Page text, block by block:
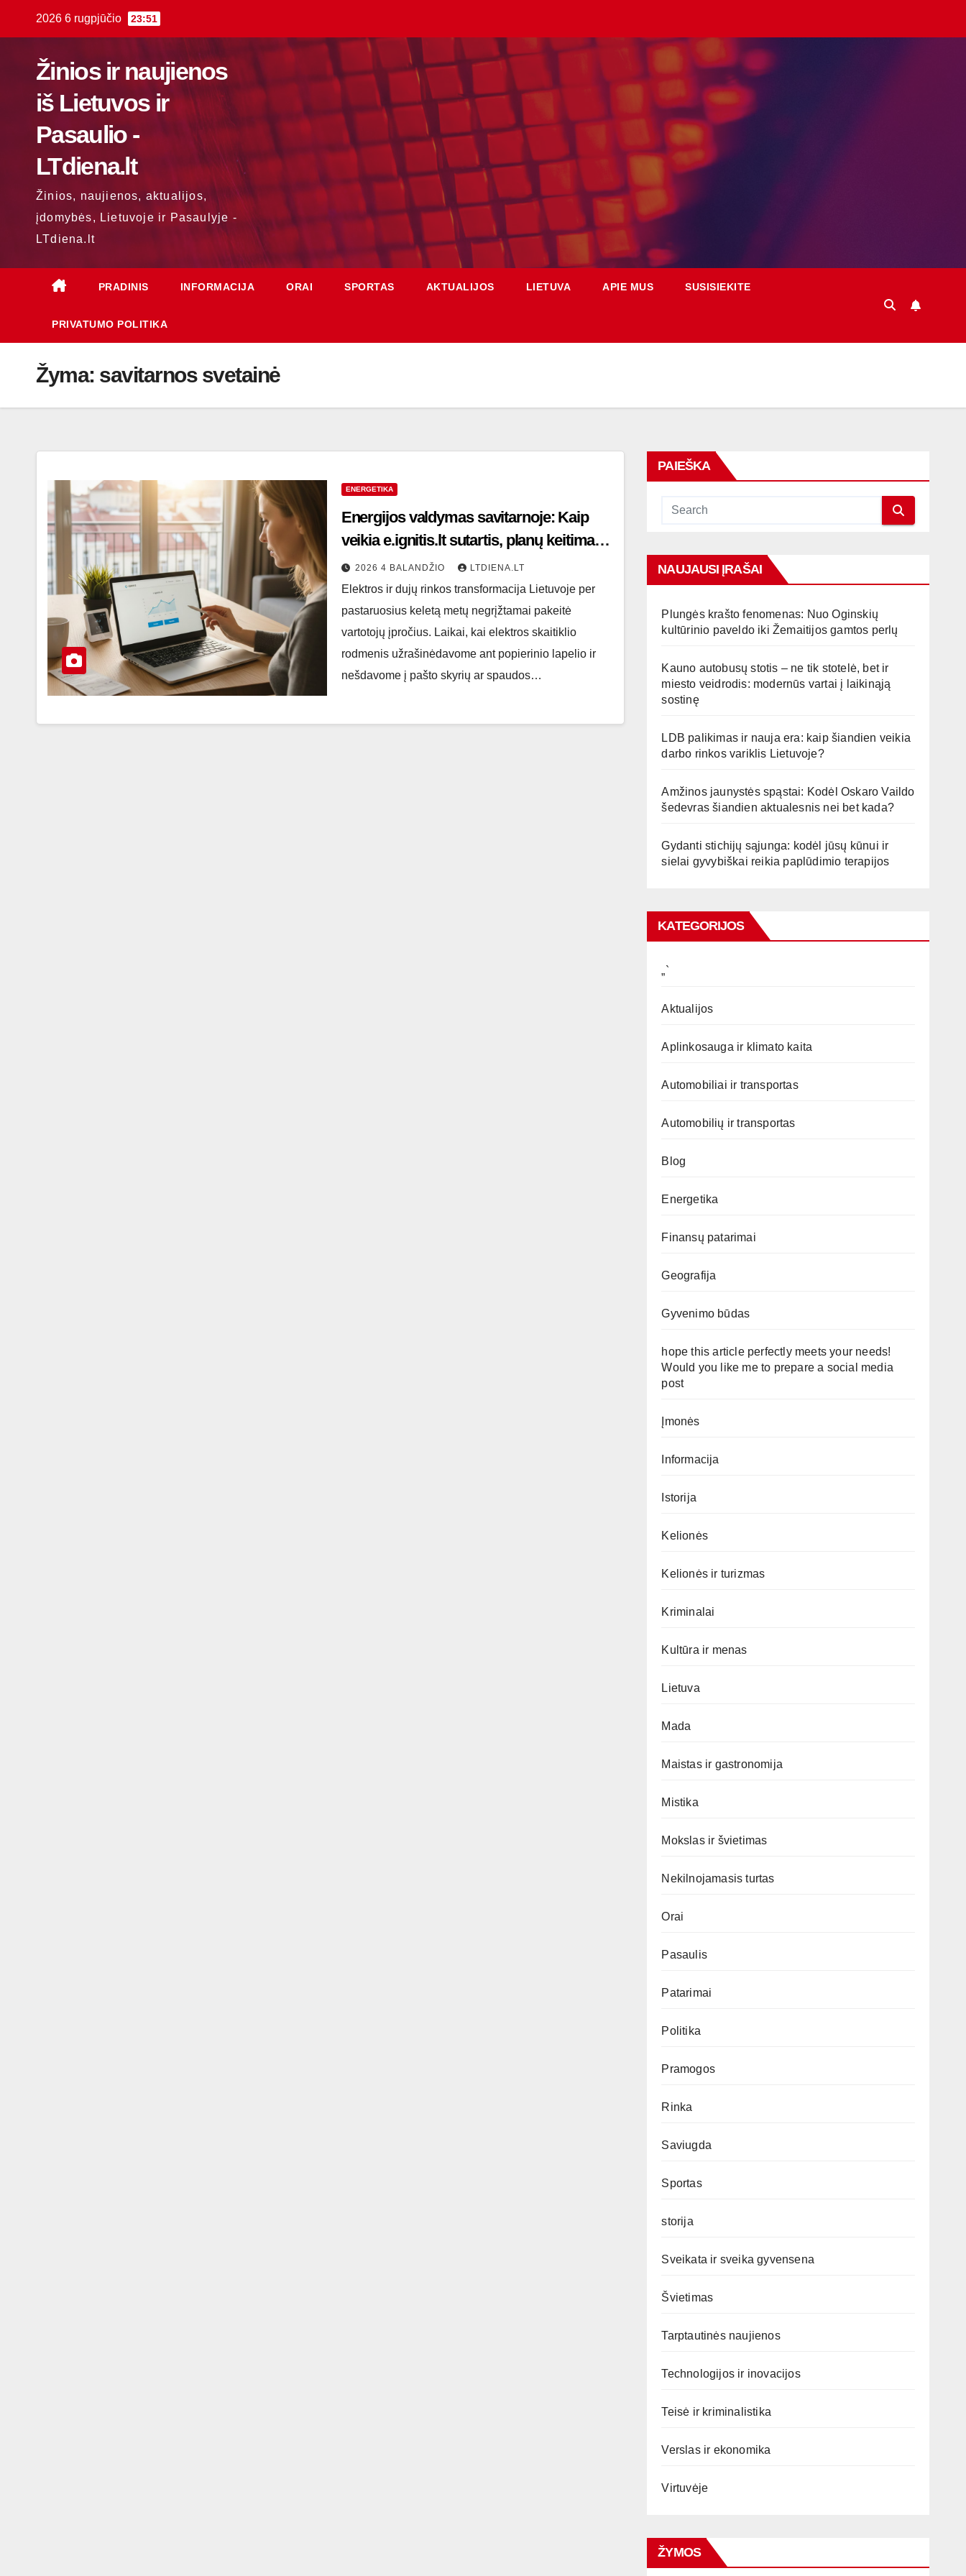
2026 6 rugpjūčio 23:51
Žinios ir naujienos
iš Lietuvos ir
Pasaulio -
LTdiena.lt
Žinios, naujienos, aktualijos,
įdomybės, Lietuvoje ir Pasaulyje -
LTdiena.lt
PRADINIS INFORMACIJA ORAI SPORTAS AKTUALIJOS LIETUVA APIE MUS SUSISIEKITE
PRIVATUMO POLITIKA
Žyma: savitarnos svetainė
ENERGETIKA
Energijos valdymas savitarnoje: Kaip
veikia e.ignitis.lt sutartis, planų keitimas
ir sąskaitų optimizavimas
2026 4 BALANDŽIO LTDIENA.LT
Elektros ir dujų rinkos transformacija Lietuvoje per
pastaruosius keletą metų negrįžtamai pakeitė
vartotojų įpročius. Laikai, kai elektros skaitiklio
rodmenis užrašinėdavome ant popierinio lapelio ir
nešdavome į pašto skyrių ar spaudos…
PAIEŠKA
NAUJAUSI ĮRAŠAI
Plungės krašto fenomenas: Nuo Oginskių
kultūrinio paveldo iki Žemaitijos gamtos perlų
Kauno autobusų stotis – ne tik stotelė, bet ir
miesto veidrodis: modernūs vartai į laikinąją
sostinę
LDB palikimas ir nauja era: kaip šiandien veikia
darbo rinkos variklis Lietuvoje?
Amžinos jaunystės spąstai: Kodėl Oskaro Vaildo
šedevras šiandien aktualesnis nei bet kada?
Gydanti stichijų sąjunga: kodėl jūsų kūnui ir
sielai gyvybiškai reikia paplūdimio terapijos
KATEGORIJOS
„`
Aktualijos
Aplinkosauga ir klimato kaita
Automobiliai ir transportas
Automobilių ir transportas
Blog
Energetika
Finansų patarimai
Geografija
Gyvenimo būdas
hope this article perfectly meets your needs!
Would you like me to prepare a social media
post
Įmonės
Informacija
Istorija
Kelionės
Kelionės ir turizmas
Kriminalai
Kultūra ir menas
Lietuva
Mada
Maistas ir gastronomija
Mistika
Mokslas ir švietimas
Nekilnojamasis turtas
Orai
Pasaulis
Patarimai
Politika
Pramogos
Rinka
Saviugda
Sportas
storija
Sveikata ir sveika gyvensena
Švietimas
Tarptautinės naujienos
Technologijos ir inovacijos
Teisė ir kriminalistika
Verslas ir ekonomika
Virtuvėje
ŽYMOS